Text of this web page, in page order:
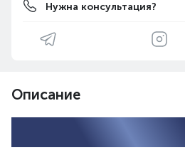
Нужна консультация?
Описание